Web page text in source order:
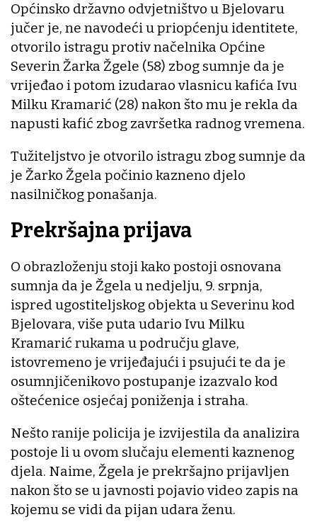
Općinsko državno odvjetništvo u Bjelovaru
jučer je, ne navodeći u priopćenju identitete,
otvorilo istragu protiv načelnika Općine
Severin Žarka Žgele (58) zbog sumnje da je
vrijeđao i potom izudarao vlasnicu kafića Ivu
Milku Kramarić (28) nakon što mu je rekla da
napusti kafić zbog završetka radnog vremena.
Tužiteljstvo je otvorilo istragu zbog sumnje da
je Žarko Žgela počinio kazneno djelo
nasilničkog ponašanja.
Prekršajna prijava
O obrazloženju stoji kako postoji osnovana
sumnja da je Žgela u nedjelju, 9. srpnja,
ispred ugostiteljskog objekta u Severinu kod
Bjelovara, više puta udario Ivu Milku
Kramarić rukama u području glave,
istovremeno je vrijeđajući i psujući te da je
osumnjičenikovo postupanje izazvalo kod
oštećenice osjećaj poniženja i straha.
Nešto ranije policija je izvijestila da analizira
postoje li u ovom slučaju elementi kaznenog
djela. Naime, Žgela je prekršajno prijavljen
nakon što se u javnosti pojavio video zapis na
kojemu se vidi da pijan udara ženu.